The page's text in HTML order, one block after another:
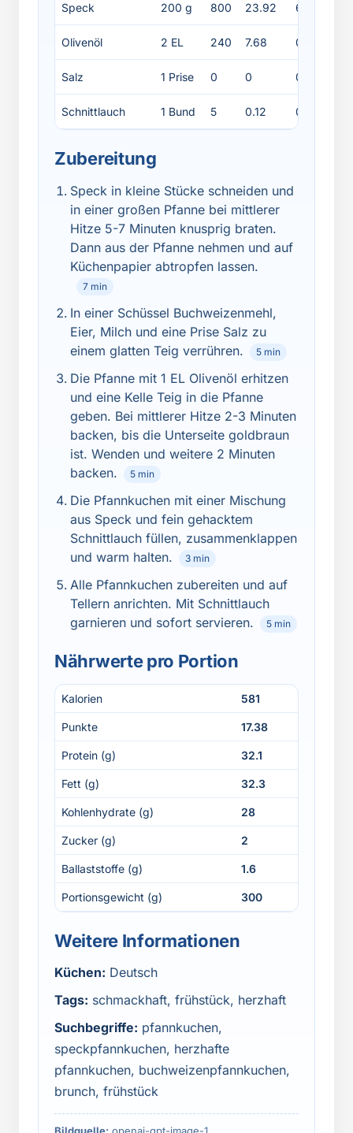
Speck 200 g 800 23.92 64
Olivenöl 2 EL 240 7.68 0
Salz 1 Prise 0 0 0
Schnittlauch 1 Bund 5 0.12 0.5
Zubereitung
Speck in kleine Stücke schneiden und
in einer großen Pfanne bei mittlerer
Hitze 5-7 Minuten knusprig braten.
Dann aus der Pfanne nehmen und auf
Küchenpapier abtropfen lassen.
7 min
In einer Schüssel Buchweizenmehl,
Eier, Milch und eine Prise Salz zu
einem glatten Teig verrühren.
5 min
Die Pfanne mit 1 EL Olivenöl erhitzen
und eine Kelle Teig in die Pfanne
geben. Bei mittlerer Hitze 2-3 Minuten
backen, bis die Unterseite goldbraun
ist. Wenden und weitere 2 Minuten
backen.
5 min
Die Pfannkuchen mit einer Mischung
aus Speck und fein gehacktem
Schnittlauch füllen, zusammenklappen
und warm halten.
3 min
Alle Pfannkuchen zubereiten und auf
Tellern anrichten. Mit Schnittlauch
garnieren und sofort servieren.
5 min
Nährwerte pro Portion
Kalorien 581
Punkte 17.38
Protein (g) 32.1
Fett (g) 32.3
Kohlenhydrate (g) 28
Zucker (g) 2
Ballaststoffe (g) 1.6
Portionsgewicht (g) 300
Weitere Informationen
Küchen: Deutsch
Tags: schmackhaft, frühstück, herzhaft
Suchbegriffe: pfannkuchen,
speckpfannkuchen, herzhafte
pfannkuchen, buchweizenpfannkuchen,
brunch, frühstück